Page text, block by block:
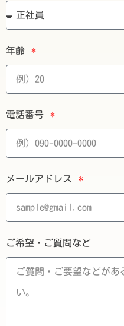
年齢
電話番号
メールアドレス
ご希望・ご質問など